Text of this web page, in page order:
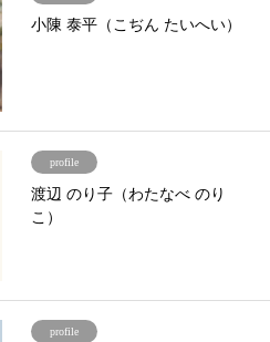
小陳 泰平（こぢん たいへい）
profile
渡辺 のり子（わたなべ のり
こ）
profile